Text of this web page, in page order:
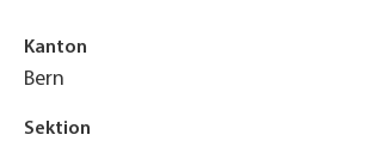
Kanton
Bern
Sektion